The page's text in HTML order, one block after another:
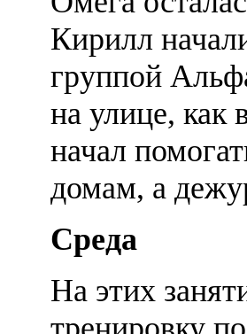
Кирилл
группой
на улице,
начал
домам, а
Среда
На этих